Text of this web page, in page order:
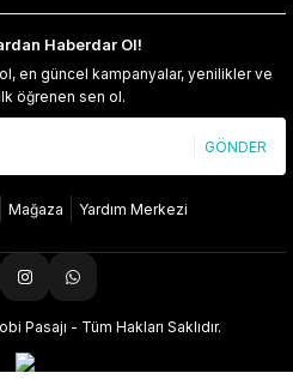
Haberdar Ol!
en güncel kampanyalar, yenilikler ve
öğrenen sen ol.
GÖNDER
Mağaza Yardım Merkezi
Pasajı - Tüm Hakları Saklıdır.